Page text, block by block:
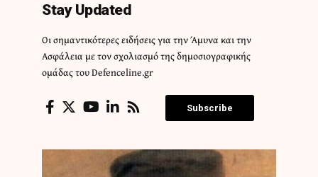
Stay Updated
Οι σημαντικότερες ειδήσεις για την Άμυνα και την
Ασφάλεια με τον σχολιασμό της δημοσιογραφικής
ομάδας του Defenceline.gr
Subscribe